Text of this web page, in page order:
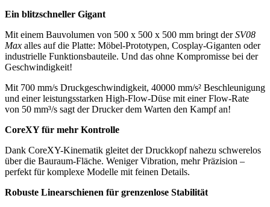
Ein blitzschneller Gigant
Mit einem Bauvolumen von 500 x 500 x 500 mm bringt derSV08
Max alles auf die Platte: Möbel-Prototypen, Cosplay-Giganten oder
industrielle Funktionsbauteile. Und das ohne Kompromisse bei der
Geschwindigkeit!
Mit 700 mm/s Druckgeschwindigkeit, 40000 mm/s² Beschleunigung
und einer leistungsstarken High-Flow-Düse mit einer Flow-Rate
von 50 mm³/s sagt der Drucker dem Warten den Kampf an!
CoreXY für mehr Kontrolle
Dank CoreXY-Kinematik gleitet der Druckkopf nahezu schwerelos
über die Bauraum-Fläche. Weniger Vibration, mehr Präzision –
perfekt für komplexe Modelle mit feinen Details.
Robuste Linearschienen für grenzenlose Stabilität